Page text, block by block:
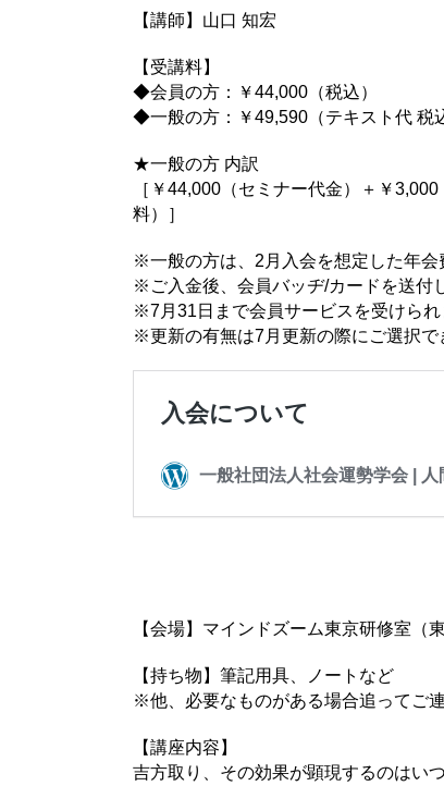
【講師】山口 知宏
【受講料】
◆会員の方：￥44,000（税込）
◆一般の方：￥49,590（テキスト代 税
★一般の方 内訳
［￥44,000（セミナー代金）＋￥
料）］
※一般の方は、2月入会を想定した年会
※ご入金後、会員バッヂ/カードを送付
※7月31日まで会員サービスを受けられ
※更新の有無は7月更新の際にご選択で
【会場】マインドズーム東京研修室（
【持ち物】筆記用具、ノートなど
※他、必要なものがある場合追ってご連
【講座内容】
吉方取り、その効果が顕現するのはい